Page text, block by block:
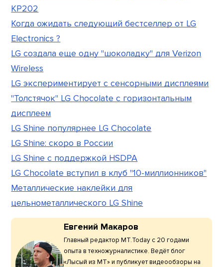
KP202
Когда ожидать следующий бестселлер от LG
Electronics ?
LG создала еще одну "шоколадку" для Verizon
Wireless
LG экспериментирует с сенсорными дисплеями
"Толстячок" LG Chocolate с горизонтальным
дисплеем
LG Shine популярнее LG Chocolate
LG Shine: скоро в России
LG Shine с поддержкой HSDPA
LG Chocolate вступил в клуб "10-миллионников"
Металлические наклейки для
цельнометаллического LG Shine
Евгений Макаров
Главный редактор МТ.Today с 20 годами
опыта в техножурналистике. Ведёт блог
«Лысый из МТ» и публикует видеообзоры на